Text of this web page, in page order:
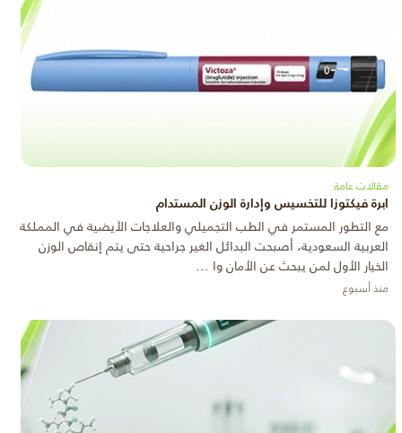
مقالات عامة
ابرة فيكتوزا للتخسيس وإدارة الوزن المستدام
مع التطور المستمر في الطب التجميلي والعلاجات الأيضية في المملكة
العربية السعودية، أصبحت البدائل الغير جراحية حتى يتم إنقاص الوزن
الخيار الأول لمن يبحث عن الأمان وا ...
منذ أسبوع